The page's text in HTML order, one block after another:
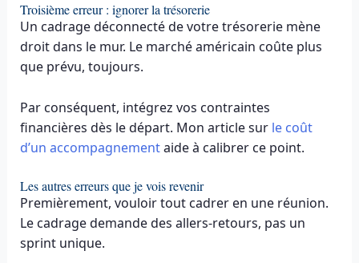
Troisième erreur : ignorer la trésorerie
Un cadrage déconnecté de votre trésorerie mène
droit dans le mur. Le marché américain coûte plus
que prévu, toujours.
Par conséquent, intégrez vos contraintes
financières dès le départ. Mon article sur le coût
d’un accompagnementaide à calibrer ce point.
Les autres erreurs que je vois revenir
Premièrement, vouloir tout cadrer en une réunion.
Le cadrage demande des allers-retours, pas un
sprint unique.